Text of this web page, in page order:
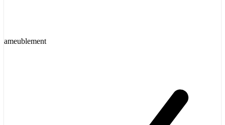
ameublement